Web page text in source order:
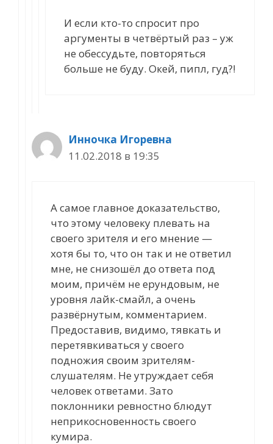
И если кто-то спросит про
аргументы в четвёртый раз – уж
не обессудьте, повторяться
больше не буду. Окей, пипл, гуд?!
Инночка Игоревна
11.02.2018 в 19:35
А самое главное доказательство,
что этому человеку плевать на
своего зрителя и его мнение —
хотя бы то, что он так и не ответил
мне, не снизошёл до ответа под
моим, причём не ерундовым, не
уровня лайк-смайл, а очень
развёрнутым, комментарием.
Предоставив, видимо, тявкать и
перетявкиваться у своего
подножия своим зрителям-
слушателям. Не утруждает себя
человек ответами. Зато
поклонники ревностно блюдут
неприкосновенность своего
кумира.